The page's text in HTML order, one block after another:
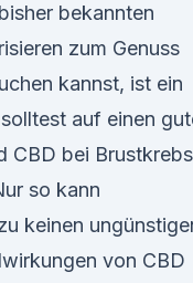
bekannten
zum Genuss
kannst, ist ein
auf einen
CBD bei Brustkrebs
so kann
keinen
von CBD